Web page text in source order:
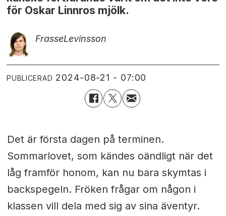
för Oskar Linnros mjölk.
FrasseLevinsson
PUBLICERAD 2024-08-21 - 07:00
Det är första dagen på terminen.
Sommarlovet, som kändes oändligt när det
låg framför honom, kan nu bara skymtas i
backspegeln. Fröken frågar om någon i
klassen vill dela med sig av sina äventyr.